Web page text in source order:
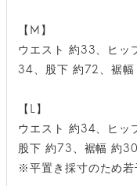
【M】
ウエスト 約33、ヒ
34、股下 約72、裾
【L】
ウエスト 約34、ヒッ
股下 約73、裾幅 約
※平置き採寸のため若